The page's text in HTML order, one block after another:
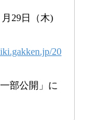
29日（木)
20
部公開」に